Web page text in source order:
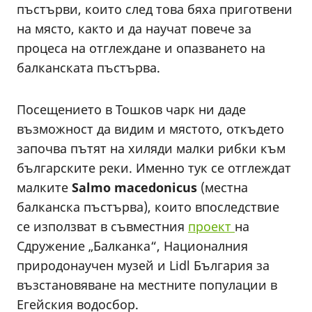
пъстърви, които след това бяха приготвени
на място, както и да научат повече за
процеса на отглеждане и опазването на
балканската пъстърва.
Посещението в Тошков чарк ни даде
възможност да видим и мястото, откъдето
започва пътят на хиляди малки рибки към
българските реки. Именно тук се отглеждат
малките Salmo macedonicus (местна
балканска пъстърва), които впоследствие
се използват в съвместния проект на
Сдружение „Балканка“, Националния
природонаучен музей и Lidl България за
възстановяване на местните популации в
Егейския водосбор.